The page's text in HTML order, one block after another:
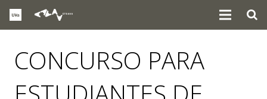
CONCURSO PARA